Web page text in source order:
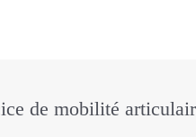
de mobilité